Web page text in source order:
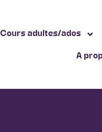
Cours adultes/ados
A